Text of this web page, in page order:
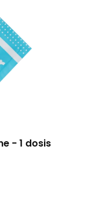
- 1 dosis